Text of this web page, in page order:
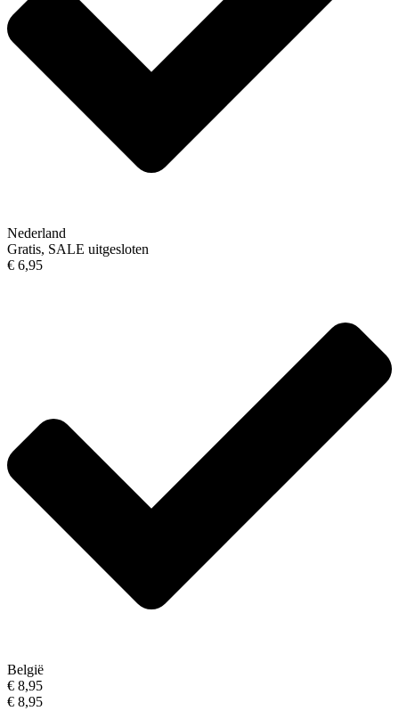
Nederland
Gratis, SALE uitgesloten
€ 6,95
België
€ 8,95
€ 8,95